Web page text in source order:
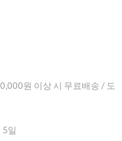
원 이상 시 무료배송 / 도
5일